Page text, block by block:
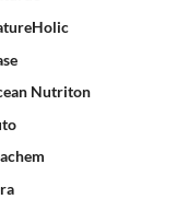
Nutriton